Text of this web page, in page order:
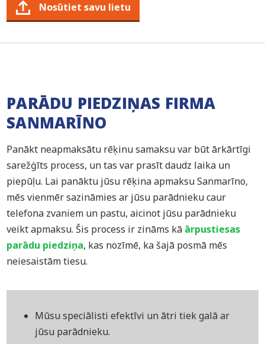
Nosūtiet savu lietu
PARĀDU PIEDZIŅAS FIRMA
SANMARĪNO
Panākt neapmaksātu rēķinu samaksu var būt ārkārtīgi
sarežģīts process, un tas var prasīt daudz laika un
piepūļu. Lai panāktu jūsu rēķina apmaksu Sanmarīno,
mēs vienmēr sazināmies ar jūsu parādnieku caur
telefona zvaniem un pastu, aicinot jūsu parādnieku
veikt apmaksu. Šis process ir zināms kā ārpustiesas
parādu piedziņa, kas nozīmē, ka šajā posmā mēs
neiesaistām tiesu.
Mūsu speciālisti efektīvi un ātri tiek galā ar
jūsu parādnieku.